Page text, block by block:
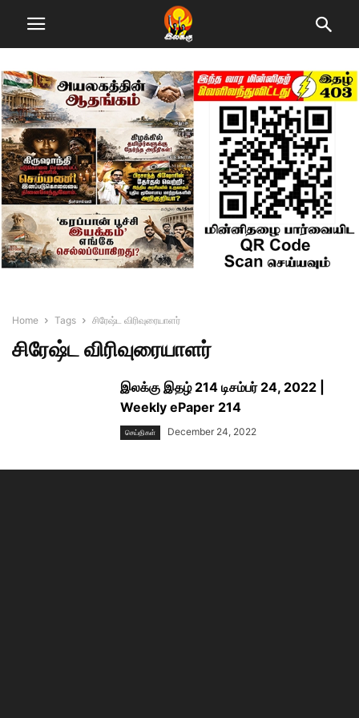
Home Tags சிரேஷ்ட விரிவுரையாளர்
சிரேஷ்ட விரிவுரையாளர்
இலக்கு இதழ் 214 டிசம்பர் 24, 2022 |
Weekly ePaper 214
செய்திகள் December 24, 2022